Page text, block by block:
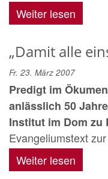
Weiter lesen
„Damit alle
Fr. 23. März 2007
Predigt im
anlässlich 50
Institut im Dom zu
Evangeliumstext
Weiter lesen